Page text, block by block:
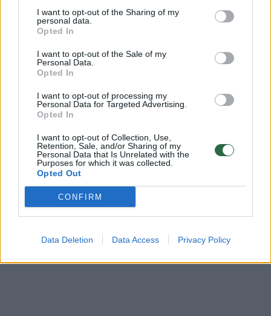
I want to opt-out of the Sharing of my
personal data.
Opted In
I want to opt-out of the Sale of my
Personal Data.
Opted In
I want to opt-out of processing my
Personal Data for Targeted Advertising.
Opted In
I want to opt-out of Collection, Use,
Retention, Sale, and/or Sharing of my
Personal Data that Is Unrelated with the
Purposes for which it was collected.
Opted Out
CONFIRM
Data Deletion Data Access Privacy Policy
Žinios | Verslas
Banke laikomi pinigai jau pradės tirpti
Žinios | Verslas